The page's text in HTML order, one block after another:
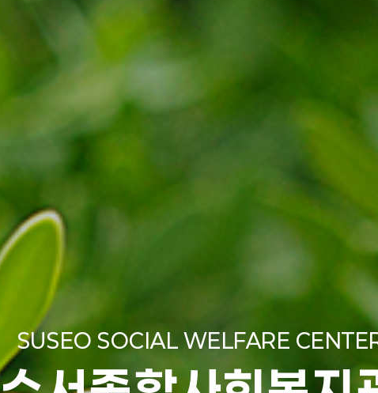
SUSEO SOCIAL WELFARE